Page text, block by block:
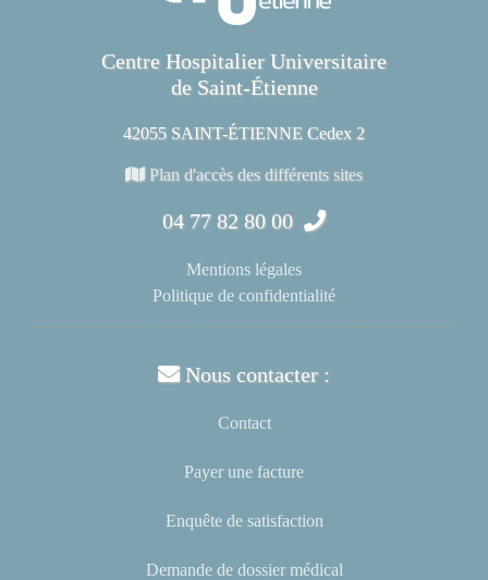
Centre Hospitalier Universitaire
de Saint-Étienne
42055 SAINT-ÉTIENNE Cedex 2
Plan d'accès des différents sites
04 77 82 80 00
Mentions légales
Politique de confidentialité
Nous contacter :
Contact
Payer une facture
Enquête de satisfaction
Demande de dossier médical